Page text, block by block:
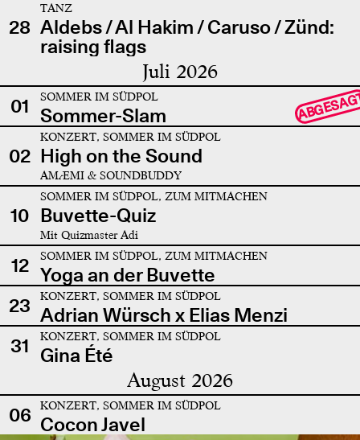
28
TANZ
Aldebs / Al Hakim / Caruso / Zünd:
raising flags
Juli 2026
01 SOMMER IM SÜDPOL
Sommer-Slam
02
KONZERT, SOMMER IM SÜDPOL
High on the Sound
AMÆMI & SOUNDBUDDY
10
SOMMER IM SÜDPOL, ZUM MITMACHEN
Buvette-Quiz
Mit Quizmaster Adi
12 SOMMER IM SÜDPOL, ZUM MITMACHEN
Yoga an der Buvette
23
KONZERT, SOMMER IM SÜDPOL
Adrian Würsch x Elias Menzi
31
KONZERT, SOMMER IM SÜDPOL
Gina Été
August 2026
06 KONZERT, SOMMER IM SÜDPOL
Cocon Javel